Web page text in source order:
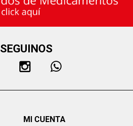
SEGUINOS
MI CUENTA